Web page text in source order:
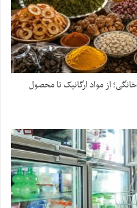
از مواد ارگانیک تا محصول